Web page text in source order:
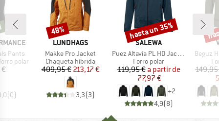
Pants
polar
(0)
MARCA
LUNDHAGS
Artículo
Makke Pro Jacket
Product group
Chaqueta híbrida
Precio
409,95 €Precio reducido
213,17 €
3,3(3)
Descuento
48%
MARCA
SALEWA
Artículo
Puez Altavia PL HD Jacket
Product group
Forro polar
Precio
119,95 € Precio reducido
a partir de
77,97 €
+2
4,9(8)
Descuento
hasta un 35%
Artículo
Beguz